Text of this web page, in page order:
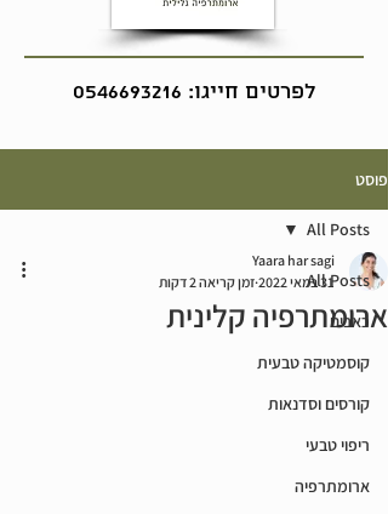
לפרטים חייגו: 0546693216
פוסט
All Posts
כאבים
קוסמטיקה טבעית
קורסים וסדנאות
ריפוי טבעי
ארומתרפיה
All Posts
ארומתרפיה קלינית
Yaara har sagi
31 במאי 2022
זמן קריאה 2 דקות